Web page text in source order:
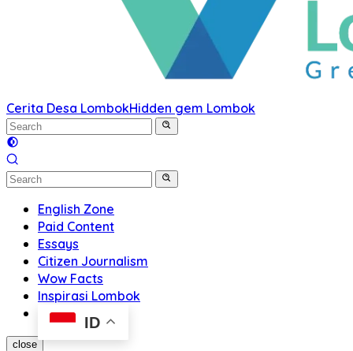
Cerita Desa LombokHidden gem Lombok
English Zone
Paid Content
Essays
Citizen Journalism
Wow Facts
Inspirasi Lombok
ID
close